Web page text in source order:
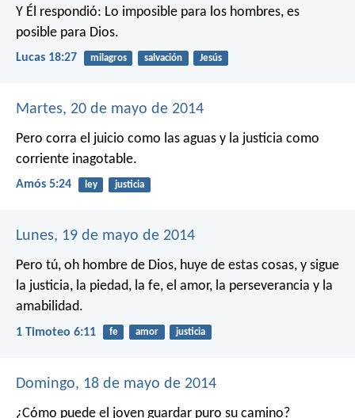
Y Él respondió: Lo imposible para los hombres, es
posible para Dios.
Lucas 18:27 milagros salvación Jesús
Martes, 20 de mayo de 2014
Pero corra el juicio como las aguas y la justicia como
corriente inagotable.
Amós 5:24 ley justicia
Lunes, 19 de mayo de 2014
Pero tú, oh hombre de Dios, huye de estas cosas, y sigue
la justicia, la piedad, la fe, el amor, la perseverancia y la
amabilidad.
1 Timoteo 6:11 fe amor justicia
Domingo, 18 de mayo de 2014
¿Cómo puede el joven guardar puro su camino?